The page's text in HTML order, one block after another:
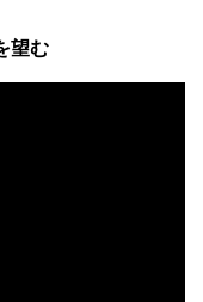
望む